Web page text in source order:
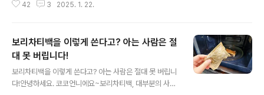
고 하다보면 자연스럽게 기름때가 쌓여요. 명절 설거
거지를 해도 끈적임이 남아 고민인데요. 명절 지내고 후라
이팬에 이걸 해보세요. 눌어붙은 기름때가 감쪽같이 사라
질 거예요^^ 기름때가 쌓이고 또 쌓이면 주방세제로 닦아
도 끈적임이 남죠. 후라이팬 가장자리는 유독 끈적임이
많이 남는 것 같아요. 이 기름때는 어지간한 수세미로는
42 3 2025. 1. 22.
보리차티백을 이렇게 쓴다고? 아는 사람은 절
대 못 버립니다!
보리차티백을 이렇게 쓴다고? 아는 사람은 절대 못 버립니
다!안녕하세요. 코코언니에요~보리차티백, 대부분의 사람